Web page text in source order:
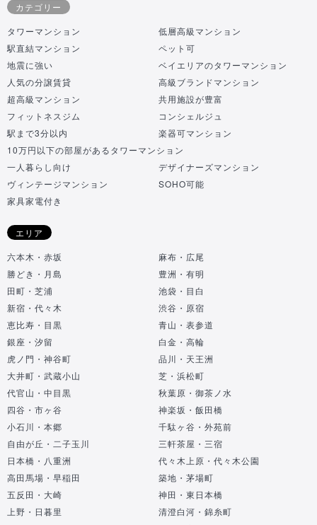
カテゴリー
タワーマンション
低層高級マンション
駅直結マンション
ペット可
地震に強い
ベイエリアのタワーマンション
人気の分譲賃貸
高級ブランドマンション
超高級マンション
共用施設が豊富
フィットネスジム
コンシェルジュ
駅まで3分以内
楽器可マンション
10万円以下の部屋があるタワーマンション
一人暮らし向け
デザイナーズマンション
ヴィンテージマンション
SOHO可能
家具家電付き
エリア
六本木・赤坂
麻布・広尾
勝どき・月島
豊洲・有明
田町・芝浦
池袋・目白
新宿・代々木
渋谷・原宿
恵比寿・目黒
青山・表参道
銀座・汐留
白金・高輪
虎ノ門・神谷町
品川・天王洲
大井町・武蔵小山
芝・浜松町
代官山・中目黒
秋葉原・御茶ノ水
四谷・市ヶ谷
神楽坂・飯田橋
小石川・本郷
千駄ヶ谷・外苑前
自由が丘・二子玉川
三軒茶屋・三宿
日本橋・八重洲
代々木上原・代々木公園
高田馬場・早稲田
築地・茅場町
五反田・大崎
神田・東日本橋
上野・日暮里
清澄白河・錦糸町